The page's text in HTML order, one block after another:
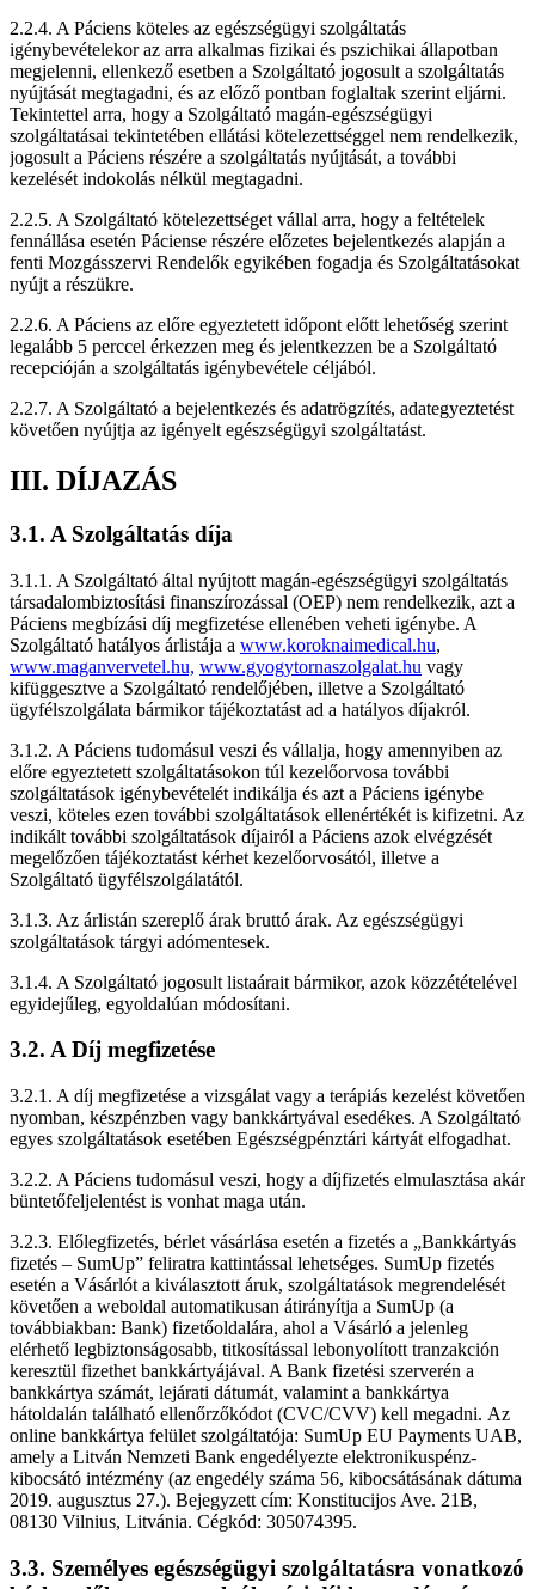
2.2.4. A Páciens köteles az egészségügyi szolgáltatás
igénybevételekor az arra alkalmas fizikai és pszichikai állapotban
megjelenni, ellenkező esetben a Szolgáltató jogosult a szolgáltatás
nyújtását megtagadni, és az előző pontban foglaltak szerint eljárni.
Tekintettel arra, hogy a Szolgáltató magán-egészségügyi
szolgáltatásai tekintetében ellátási kötelezettséggel nem rendelkezik,
jogosult a Páciens részére a szolgáltatás nyújtását, a további
kezelését indokolás nélkül megtagadni.
2.2.5. A Szolgáltató kötelezettséget vállal arra, hogy a feltételek
fennállása esetén Páciense részére előzetes bejelentkezés alapján a
fenti Mozgásszervi Rendelők egyikében fogadja és Szolgáltatásokat
nyújt a részükre.
2.2.6. A Páciens az előre egyeztetett időpont előtt lehetőség szerint
legalább 5 perccel érkezzen meg és jelentkezzen be a Szolgáltató
recepcióján a szolgáltatás igénybevétele céljából.
2.2.7. A Szolgáltató a bejelentkezés és adatrögzítés, adategyeztetést
követően nyújtja az igényelt egészségügyi szolgáltatást.
III. DÍJAZÁS
3.1. A Szolgáltatás díja
3.1.1. A Szolgáltató által nyújtott magán-egészségügyi szolgáltatás
társadalombiztosítási finanszírozással (OEP) nem rendelkezik, azt a
Páciens megbízási díj megfizetése ellenében veheti igénybe. A
Szolgáltató hatályos árlistája a www.koroknaimedical.hu,
www.maganvervetel.hu, www.gyogytornaszolgalat.hu vagy
kifüggesztve a Szolgáltató rendelőjében, illetve a Szolgáltató
ügyfélszolgálata bármikor tájékoztatást ad a hatályos díjakról.
3.1.2. A Páciens tudomásul veszi és vállalja, hogy amennyiben az
előre egyeztetett szolgáltatásokon túl kezelőorvosa további
szolgáltatások igénybevételét indikálja és azt a Páciens igénybe
veszi, köteles ezen további szolgáltatások ellenértékét is kifizetni. Az
indikált további szolgáltatások díjairól a Páciens azok elvégzését
megelőzően tájékoztatást kérhet kezelőorvosától, illetve a
Szolgáltató ügyfélszolgálatától.
3.1.3. Az árlistán szereplő árak bruttó árak. Az egészségügyi
szolgáltatások tárgyi adómentesek.
3.1.4. A Szolgáltató jogosult listaárait bármikor, azok közzétételével
egyidejűleg, egyoldalúan módosítani.
3.2. A Díj megfizetése
3.2.1. A díj megfizetése a vizsgálat vagy a terápiás kezelést követően
nyomban, készpénzben vagy bankkártyával esedékes. A Szolgáltató
egyes szolgáltatások esetében Egészségpénztári kártyát elfogadhat.
3.2.2. A Páciens tudomásul veszi, hogy a díjfizetés elmulasztása akár
büntetőfeljelentést is vonhat maga után.
3.2.3. Előlegfizetés, bérlet vásárlása esetén a fizetés a „Bankkártyás
fizetés – SumUp” feliratra kattintással lehetséges. SumUp fizetés
esetén a Vásárlót a kiválasztott áruk, szolgáltatások megrendelését
követően a weboldal automatikusan átirányítja a SumUp (a
továbbiakban: Bank) fizetőoldalára, ahol a Vásárló a jelenleg
elérhető legbiztonságosabb, titkosítással lebonyolított tranzakción
keresztül fizethet bankkártyájával. A Bank fizetési szerverén a
bankkártya számát, lejárati dátumát, valamint a bankkártya
hátoldalán található ellenőrzőkódot (CVC/CVV) kell megadni. Az
online bankkártya felület szolgáltatója: SumUp EU Payments UAB,
amely a Litván Nemzeti Bank engedélyezte elektronikuspénz-
kibocsátó intézmény (az engedély száma 56, kibocsátásának dátuma
2019. augusztus 27.). Bejegyzett cím: Konstitucijos Ave. 21B,
08130 Vilnius, Litvánia. Cégkód: 305074395.
3.3. Személyes egészségügyi szolgáltatásra vonatkozó